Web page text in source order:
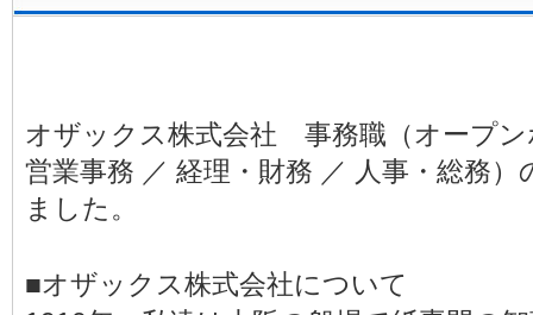
オザックス株式会社 事務職（オープン
営業事務 ／ 経理・財務 ／ 人事・総務
ました。
■オザックス株式会社について